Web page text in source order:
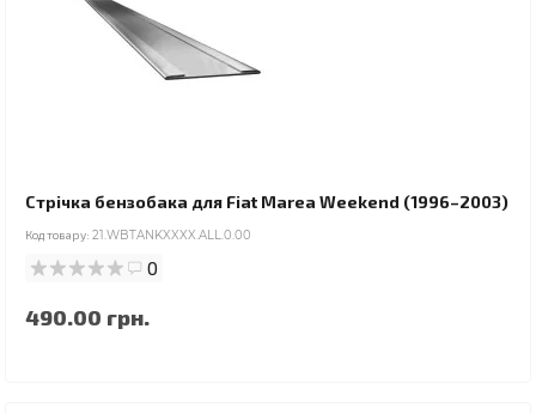
Стрічка бензобака для Fiat Marea Weekend (1996–2003)
Код товару: 21.WBTANKXXXX.ALL.0.00
0
490.00 грн.